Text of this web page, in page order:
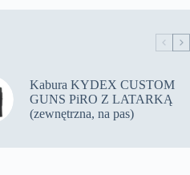
Kabura KYDEX CUSTOM
GUNS PiRO Z LATARKĄ
(zewnętrzna, na pas)